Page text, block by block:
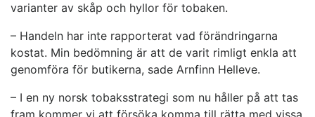
varianter av skåp och hyllor för tobaken.
– Handeln har inte rapporterat vad förändringarna
kostat. Min bedömning är att de varit rimligt enkla att
genomföra för butikerna, sade Arnfinn Helleve.
– I en ny norsk tobaksstrategi som nu håller på att tas